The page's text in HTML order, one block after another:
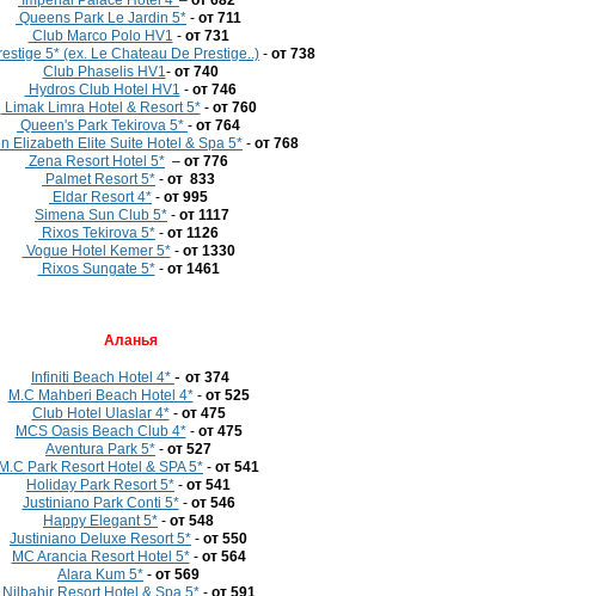
Queens Park Le Jardin 5* - от 711
Club Marco Polo HV1 - от 731
5* (ех. Le Chateau De Prestige..) - от 738
Club Phaselis HV1- от 740
Hydros Club Hotel HV1 - от 746
Limak Limra Hotel & Resort 5*- от 760
Queen's Park Tekirova 5* - от 764
Elizabeth Elite Suite Hotel & Spa 5* - от 768
Zena Resort Hotel 5* – от 776
Palmet Resort 5* - от 833
Eldar Resort 4* - от 995
Simena Sun Club 5* - от 1117
Rixos Tekirova 5* - от 1126
Vogue Hotel Kemer 5*-от 1330
Rixos Sungate 5*-от 1461
Аланья
Infiniti Beach Hotel 4* - от 374
M.C Mahberi Beach Hotel 4*- от 525
Club Hotel Ulaslar 4*- от 475
MCS Oasis Beach Club 4*- от 475
Aventura Park 5* - от 527
Park Resort Hotel & SPA 5* - от 541
Holiday Park Resort 5* - от 541
Justiniano Park Conti 5*- от 546
Happy Elegant 5* - от 548
Justiniano Deluxe Resort 5* - от 550
MC Arancia Resort Hotel 5*-от 564
Alara Kum 5* - от 569
Nilbahir Resort Hotel & Spa 5*- от 591